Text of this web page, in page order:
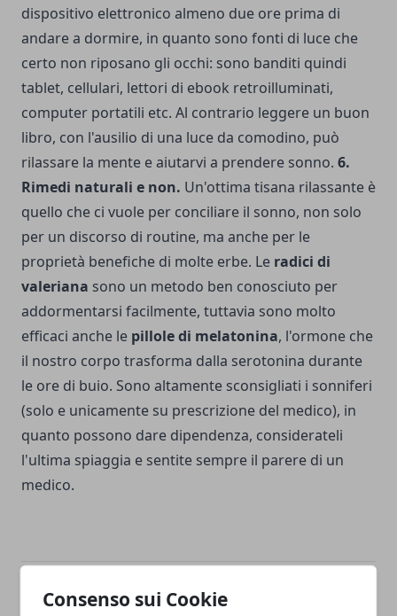
Consenso sui Cookie
dispositivo elettronico almeno due ore prima di
andare a dormire, in quanto sono fonti di luce che
certo non riposano gli occhi: sono banditi quindi
tablet, cellulari, lettori di ebook retroilluminati,
computer portatili etc. Al contrario leggere un buon
libro, con l'ausilio di una luce da comodino, può
rilassare la mente e aiutarvi a prendere sonno. 6.
Rimedi naturali e non. Un'ottima tisana rilassante è
quello che ci vuole per conciliare il sonno, non solo
per un discorso di routine, ma anche per le
proprietà benefiche di molte erbe. Le radici di
valeriana sono un metodo ben conosciuto per
addormentarsi facilmente, tuttavia sono molto
efficaci anche le pillole di melatonina, l'ormone che
il nostro corpo trasforma dalla serotonina durante
le ore di buio. Sono altamente sconsigliati i sonniferi
(solo e unicamente su prescrizione del medico), in
quanto possono dare dipendenza, considerateli
l'ultima spiaggia e sentite sempre il parere di un
medico.
Facebook
TwitterWhatsapp